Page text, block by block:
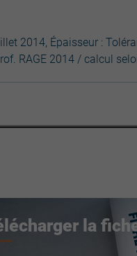
2014, Épaisseur :
RAGE 2014 / calcul
la